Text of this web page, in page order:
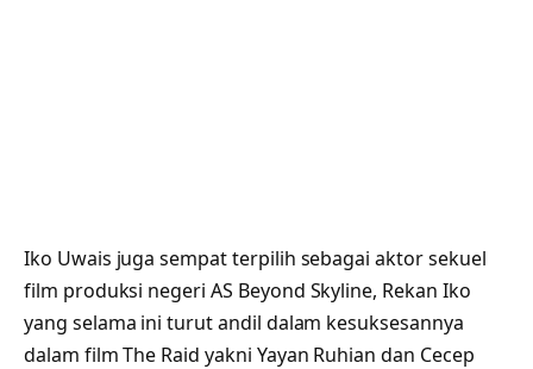
Iko Uwais juga sempat terpilih sebagai aktor sekuel
film produksi negeri AS Beyond Skyline, Rekan Iko
yang selama ini turut andil dalam kesuksesannya
dalam film The Raid yakni Yayan Ruhian dan Cecep